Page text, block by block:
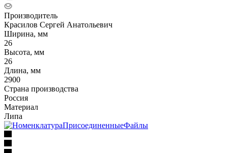
Производитель
Красилов Сергей Анатольевич
Ширина, мм
26
Высота, мм
26
Длина, мм
2900
Страна производства
Россия
Материал
Липа